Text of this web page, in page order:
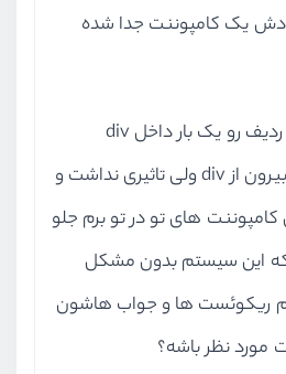
یک کامپوننت جدا شده
اطلاعات کامپوننت هر ردیف رو یک بار داخل div
گذاشتم و یک بار هم بیرون از div ولی تاثیری نداشت و
های تو در تو برم جلو
این سیستم بدون مشکل
ریکوئست ها و جواب هاشون
مورد نظر باشه؟